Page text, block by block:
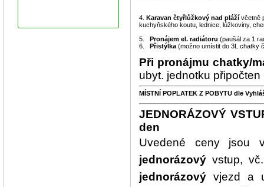
4. Karavan čtyřlůžkový nad pláží včetně
kuchyňského koutu, lednice, lůžkoviny,
5. Pronájem el. radiátoru (paušál za 1
6.
Přistýlka (možno umístit do 3L chatky
Při pronájmu chatky/
ubyt. jednotku
MÍSTNÍ POPLATEK Z POBYTU dle
JEDNORÁZOVÝ
den
Uvedené ceny jsou
jednorázový vstup,
jednorázový vjezd a